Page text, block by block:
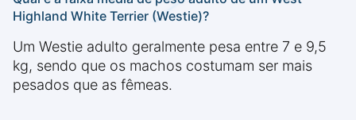
Highland White Terrier (Westie)?
Um Westie adulto geralmente pesa entre 7 e 9,5
kg, sendo que os machos costumam ser mais
pesados que as fêmeas.